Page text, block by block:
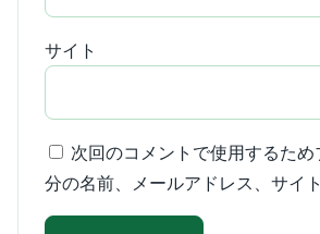
サイト
次回のコメントで使用するた
分の名前、メールアドレス、サイ